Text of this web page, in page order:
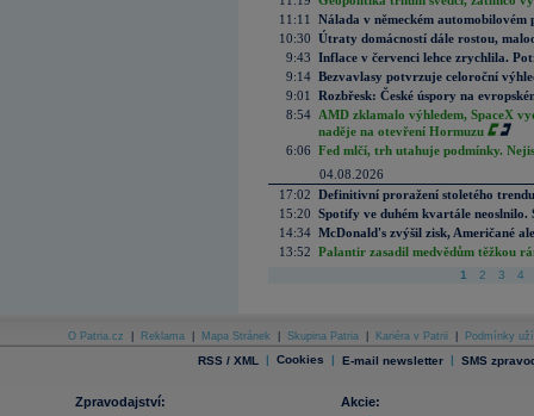
11:11
Nálada v německém automobilovém
10:30 Útraty domácností dále rostou,
9:43 Inflace v červenci lehce zrychlila.
9:14 Bezvavlasy potvrzuje celoroční
9:01
Rozbřesk: České úspory na
8:54 AMD zklamalo výhledem, SpaceX
naděje na otevření Hormuzu
6:06 Fed mlčí, trh utahuje podmínky.
04.08.2026
17:02 Definitivní proražení stoletého
15:20 Spotify ve duhém kvartále neoslnilo.
14:34 McDonald's zvýšil zisk, Američané
13:52 Palantir zasadil medvědům těžkou
1 2 3 4
O Patria.cz Reklama Mapa Stránek Skupina Patria Kariéra v Patrii Podmínky
RSS / XML | Cookies | E-mail newsletter | SMS
Zpravodajství:
Akcie: